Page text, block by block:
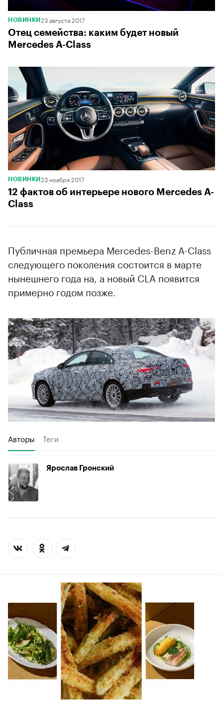
НОВИНКИ 23 августа 2017
Отец семейства: каким будет новый
Mercedes A-Class
НОВИНКИ 23 ноября 2017
12 фактов об интерьере нового Mercedes A-
Class
Публичная премьера Mercedes-Benz A-Class
следующего поколения состоится в марте
нынешнего года на, а новый CLA появится
примерно годом позже.
Авторы Теги
Ярослав Гронский